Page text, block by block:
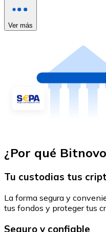
Ver más
¿Por qué
Tu custodias tus
La forma segura y
tus fondos y proteger tus
Seguro y confiable